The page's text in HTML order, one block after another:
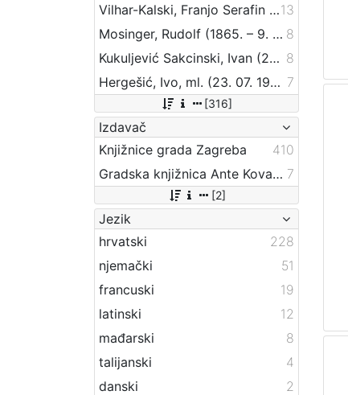
Vilhar-Kalski, Franjo Serafin (5. 1. 1852. – 4. 3. 1928.)13
Mosinger, Rudolf (1865. – 9. 10. 1918.) 8
Kukuljević Sakcinski, Ivan (29. 5. 1816. – 1. 8. 1889.) 8
Hergešić, Ivo, ml. (23. 07. 1904. – 29. 12. 1977.) 7
[316]
Izdavač
Knjižnice grada Zagreba
410
Gradska knjižnica Ante Kovačića 7
[2]
Jezik
hrvatski
228
njemački
51
francuski
19
latinski
12
mađarski
8
talijanski
4
danski
2